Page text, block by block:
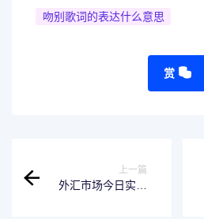
吻别歌词的表达什么意思
赏
上一篇
外汇市场今日实时